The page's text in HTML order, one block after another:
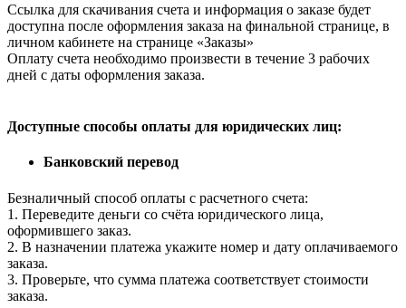
Ссылка для скачивания счета и информация о заказе будет
доступна после оформления заказа на финальной странице, в
личном кабинете на странице «Заказы»
Оплату счета необходимо произвести в течение 3 рабочих
дней с даты оформления заказа.
Доступные способы оплаты для юридических лиц:
Банковский перевод
Безналичный способ оплаты с расчетного счета:
1. Переведите деньги со счёта юридического лица,
оформившего заказ.
2. В назначении платежа укажите номер и дату оплачиваемого
заказа.
3. Проверьте, что сумма платежа соответствует стоимости
заказа.